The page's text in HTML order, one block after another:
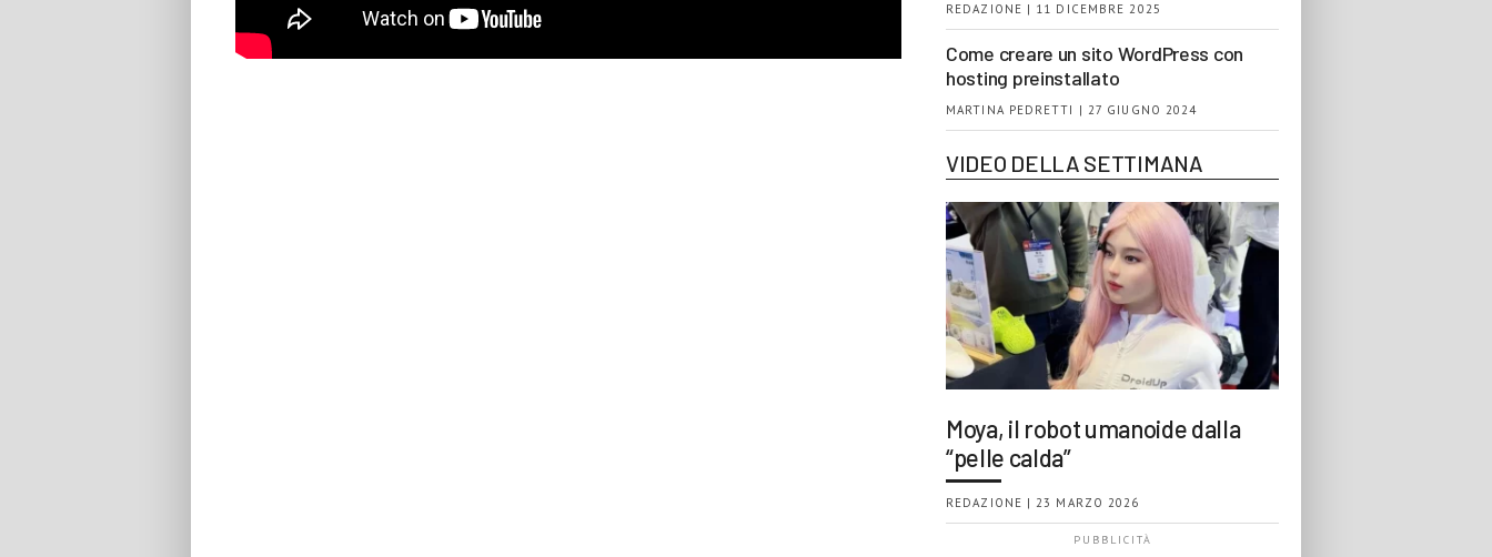
REDAZIONE | 11 DICEMBRE 2025
Come creare un sito WordPress con
hosting preinstallato
MARTINA PEDRETTI | 27 GIUGNO 2024
VIDEO DELLA SETTIMANA
Moya, il robot umanoide dalla
“pelle calda”
REDAZIONE | 23 MARZO 2026